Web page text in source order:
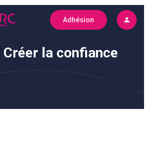
Adhésion
la confiance